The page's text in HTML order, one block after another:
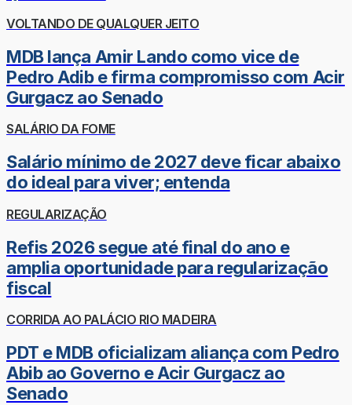
VOLTANDO DE QUALQUER JEITO
MDB lança Amir Lando como vice de
Pedro Adib e firma compromisso com Acir
Gurgacz ao Senado
SALÁRIO DA FOME
Salário mínimo de 2027 deve ficar abaixo
do ideal para viver; entenda
REGULARIZAÇÃO
Refis 2026 segue até final do ano e
amplia oportunidade para regularização
fiscal
CORRIDA AO PALÁCIO RIO MADEIRA
PDT e MDB oficializam aliança com Pedro
Abib ao Governo e Acir Gurgacz ao
Senado